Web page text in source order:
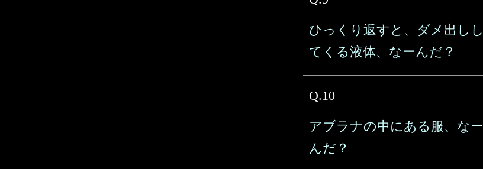
ひっくり返すと、ダメ出しし
てくる液体、なーんだ？
Q.10
アブラナの中にある服、なー
んだ？